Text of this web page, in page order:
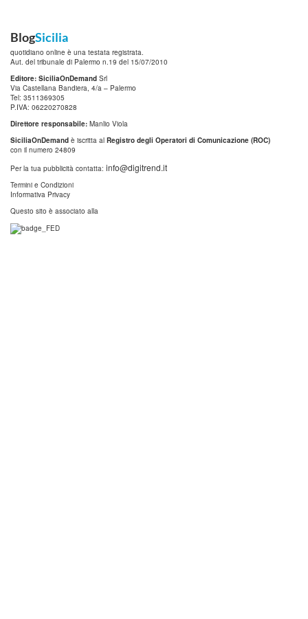
BlogSicilia
quotidiano online è una testata registrata.
Aut. del tribunale di Palermo n.19 del 15/07/2010
Editore: SiciliaOnDemand Srl
Via Castellana Bandiera, 4/a – Palermo
Tel: 3511369305
P.IVA: 06220270828
Direttore responsabile: Manlio Viola
SiciliaOnDemand è iscritta al Registro degli Operatori di Comunicazione (ROC)
con il numero 24809
Per la tua pubblicità contatta: info@digitrend.it
Termini e Condizioni
Informativa Privacy
Questo sito è associato alla